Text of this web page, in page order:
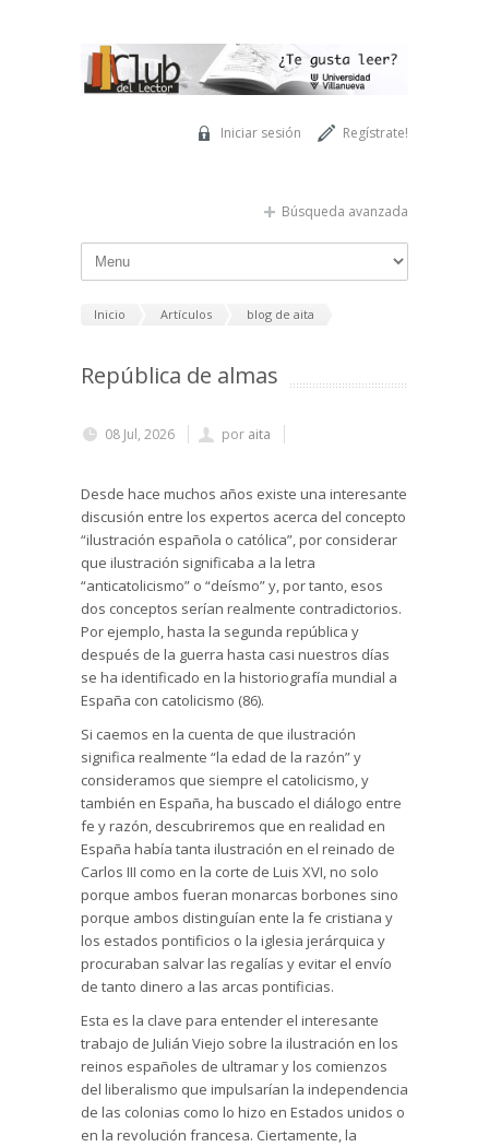
Regístrate!
Iniciar sesión
Búsqueda avanzada
Inicio Artículos blog de aita
República de almas
08 Jul, 2026 por aita
Desde hace muchos años existe una interesante
discusión entre los expertos acerca del concepto
“ilustración española o católica”, por considerar
que ilustración significaba a la letra
“anticatolicismo” o “deísmo” y, por tanto, esos
dos conceptos serían realmente contradictorios.
Por ejemplo, hasta la segunda república y
después de la guerra hasta casi nuestros días
se ha identificado en la historiografía mundial a
España con catolicismo (86).
Si caemos en la cuenta de que ilustración
significa realmente “la edad de la razón” y
consideramos que siempre el catolicismo, y
también en España, ha buscado el diálogo entre
fe y razón, descubriremos que en realidad en
España había tanta ilustración en el reinado de
Carlos III como en la corte de Luis XVI, no solo
porque ambos fueran monarcas borbones sino
porque ambos distinguían ente la fe cristiana y
los estados pontificios o la iglesia jerárquica y
procuraban salvar las regalías y evitar el envío
de tanto dinero a las arcas pontificias.
Esta es la clave para entender el interesante
trabajo de Julián Viejo sobre la ilustración en los
reinos españoles de ultramar y los comienzos
del liberalismo que impulsarían la independencia
de las colonias como lo hizo en Estados unidos o
en la revolución francesa. Ciertamente, la